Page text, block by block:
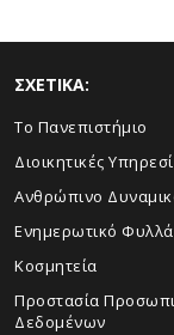
ΣΧΕΤΙΚΑ:
Το Πανεπιστήμιο
Διοικητικές
Ανθρώπινο
Ενημερωτικό
Κοσμητεία
Προστασία
Δεδομένων